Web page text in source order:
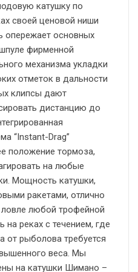
катушку по
своей ценовой ниши
опережает основных
фирменной
механизма укладки
отметок в дальности
клипсы дают
дистанцию до
“Instant-Drag”
положение тормоза,
на любые
Мощность катушки,
ракетами, отлично
любой трофейной
реках с течением, где
от рыболова требуется
веса. Мы
на катушки Шимано –